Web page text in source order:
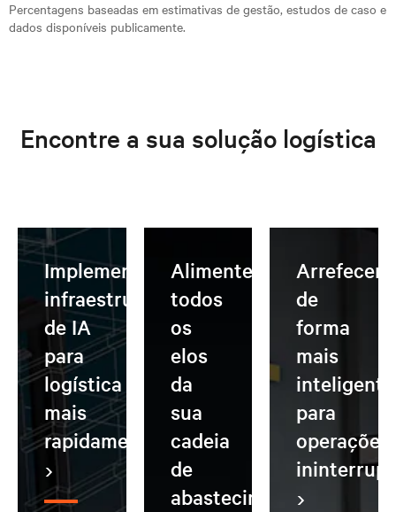
Percentagens baseadas em estimativas de gestão, estudos de caso e
dados disponíveis publicamente.
Encontre a sua solução logística
Implementar
infraestruturas
de IA
para
logística
mais
rapidamente
Alimente
todos
os
elos
da
sua
cadeia
de
abastecimento
Arrefecer
de
forma
mais
inteligente
para
operações